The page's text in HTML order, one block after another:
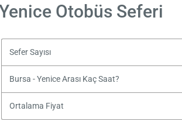
Otobüs Seferi
Sefer Sayısı
Bursa - Yenice Arası Kaç Saat?
Ortalama Fiyat